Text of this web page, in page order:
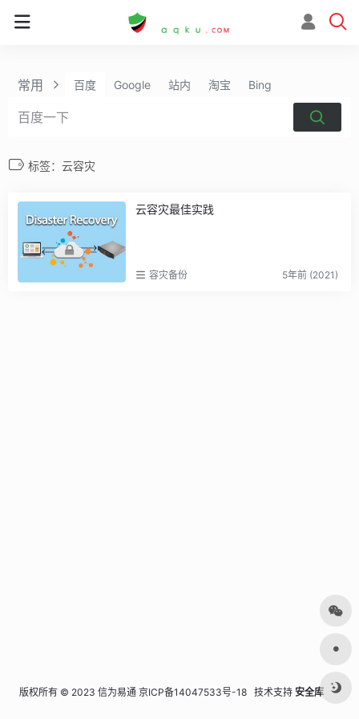
常用 百度 Google 站内 淘宝 Bing
标签：云容灾
云容灾最佳实践
容灾备份 5年前 (2021)
版权所有 © 2023 信为易通 京ICP备14047533号-18 技术支持 安全库